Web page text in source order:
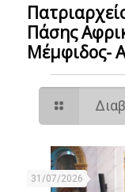
Πάσης
Μέμφιδος-
31/07/2026